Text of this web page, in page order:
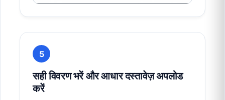
5
सही विवरण भरें और आधार दस्तावेज़ अपलोड
करें